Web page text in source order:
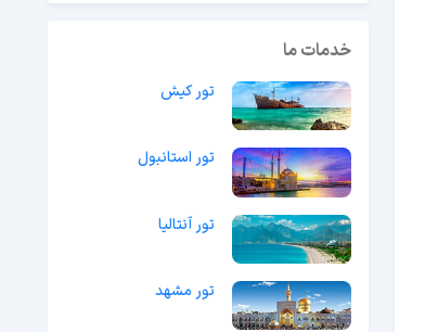
خدمات ما
تور کیش
تور استانبول
تور آنتالیا
تور مشهد